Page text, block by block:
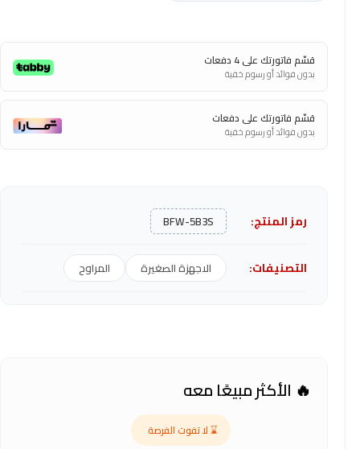
قسّم فاتورتك على 4 دفعات
بدون فوائد أو رسوم خفية
قسّم فاتورتك على دفعات
بدون فوائد أو رسوم خفية
رمز المنتج: BFW-5B3S
التصنيفات: الاجهزة الصغيرة المراوح
🔥 الأكثر مبيعًا معه
⌛ لا تفوت الفرصة